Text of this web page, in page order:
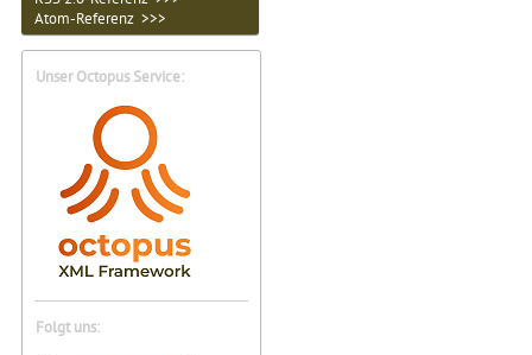
Atom-Referenz >>>
Unser Octopus Service:
Folgt uns: